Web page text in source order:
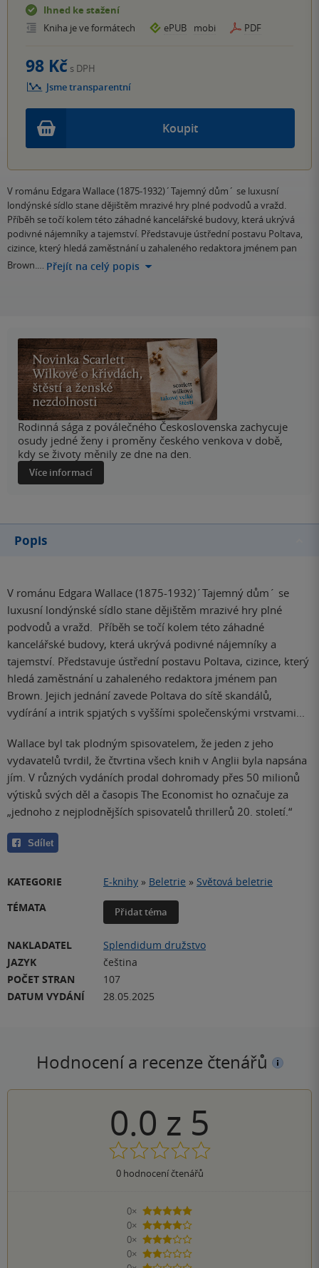
Ihned ke stažení
Kniha je ve formátech
ePUB mobi PDF
Koupit
98 Kč s DPH
Jsme transparentní
V románu Edgara Wallace (1875-1932)´Tajemný dům´ se luxusní
londýnské sídlo stane dějištěm mrazivé hry plné podvodů a vražd.
Příběh se točí kolem této záhadné kancelářské budovy, která ukrývá
podivné nájemníky a tajemství. Představuje ústřední postavu Poltava,
cizince, který hledá zaměstnání u zahaleného redaktora jménem pan
Brown.… Přejít na celý popis
Rodinná sága z poválečného Československa zachycuje
osudy jedné ženy i proměny českého venkova v době,
kdy se životy měnily ze dne na den.
Více informací
Popis
V románu Edgara Wallace (1875-1932)´Tajemný dům´ se
luxusní londýnské sídlo stane dějištěm mrazivé hry plné
podvodů a vražd. Příběh se točí kolem této záhadné
kancelářské budovy, která ukrývá podivné nájemníky a
tajemství. Představuje ústřední postavu Poltava, cizince, který
hledá zaměstnání u zahaleného redaktora jménem pan
Brown. Jejich jednání zavede Poltava do sítě skandálů,
vydírání a intrik spjatých s vyššími společenskými vrstvami...
Wallace byl tak plodným spisovatelem, že jeden z jeho
vydavatelů tvrdil, že čtvrtina všech knih v Anglii byla napsána
jím. V různých vydáních prodal dohromady přes 50 milionů
výtisků svých děl a časopis The Economist ho označuje za
„jednoho z nejplodnějších spisovatelů thrillerů 20. století.“
Sdílet
KATEGORIE E-knihy » Beletrie » Světová beletrie
TÉMATA
Přidat téma
NAKLADATEL
Splendidum družstvo
JAZYK
čeština
POČET STRAN
107
DATUM VYDÁNÍ
28.05.2025
Hodnocení a recenze čtenářů
0.0 z 5
0hodnocení čtenářů
0×
5 hvězdiček
0×
4 hvězdičky
0×
3 hvězdičky
0×
2 hvězdičky